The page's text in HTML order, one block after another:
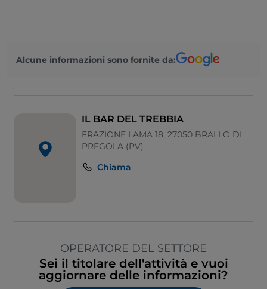
Alcune informazioni sono fornite da:
IL BAR DEL TREBBIA
FRAZIONE LAMA 18, 27050 BRALLO DI
PREGOLA (PV)
Chiama
OPERATORE DEL SETTORE
Sei il titolare dell'attività e vuoi
aggiornare delle informazioni?